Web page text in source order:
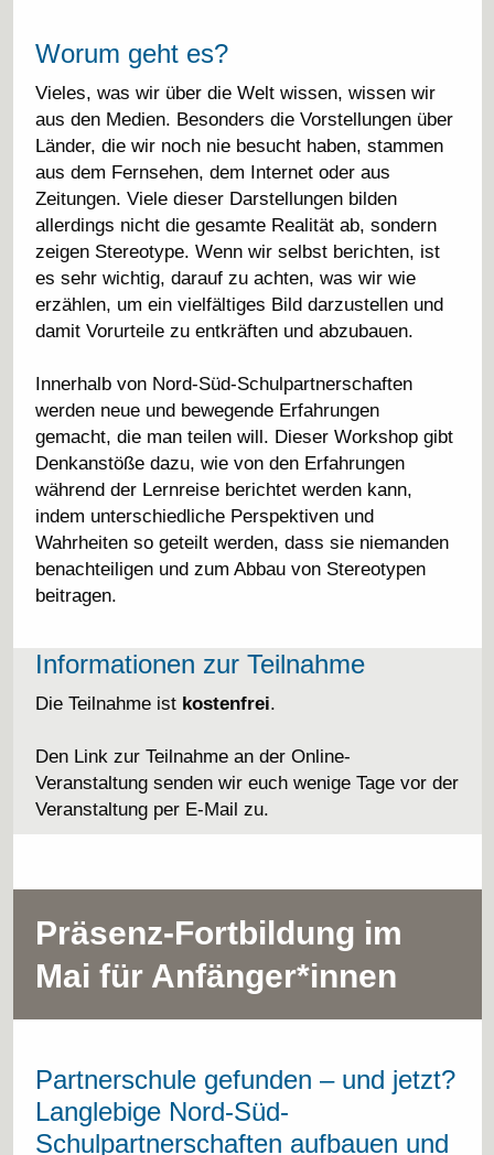
Worum geht es?
Vieles, was wir über die Welt wissen, wissen wir
aus den Medien. Besonders die Vorstellungen über
Länder, die wir noch nie besucht haben, stammen
aus dem Fernsehen, dem Internet oder aus
Zeitungen. Viele dieser Darstellungen bilden
allerdings nicht die gesamte Realität ab, sondern
zeigen Stereotype. Wenn wir selbst berichten, ist
es sehr wichtig, darauf zu achten, was wir wie
erzählen, um ein vielfältiges Bild darzustellen und
damit Vorurteile zu entkräften und abzubauen.
Innerhalb von Nord-Süd-Schulpartnerschaften
werden neue und bewegende Erfahrungen
gemacht, die man teilen will. Dieser Workshop gibt
Denkanstöße dazu, wie von den Erfahrungen
während der Lernreise berichtet werden kann,
indem unterschiedliche Perspektiven und
Wahrheiten so geteilt werden, dass sie niemanden
benachteiligen und zum Abbau von Stereotypen
beitragen.
Informationen zur Teilnahme
Die Teilnahme istkostenfrei.
Den Link zur Teilnahme an der Online-
Veranstaltung senden wir euch wenige Tage vor der
Veranstaltung per E-Mail zu.
Präsenz-Fortbildung im
Mai für Anfänger*innen
Partnerschule gefunden – und jetzt?
Langlebige Nord-Süd-
Schulpartnerschaften aufbauen und